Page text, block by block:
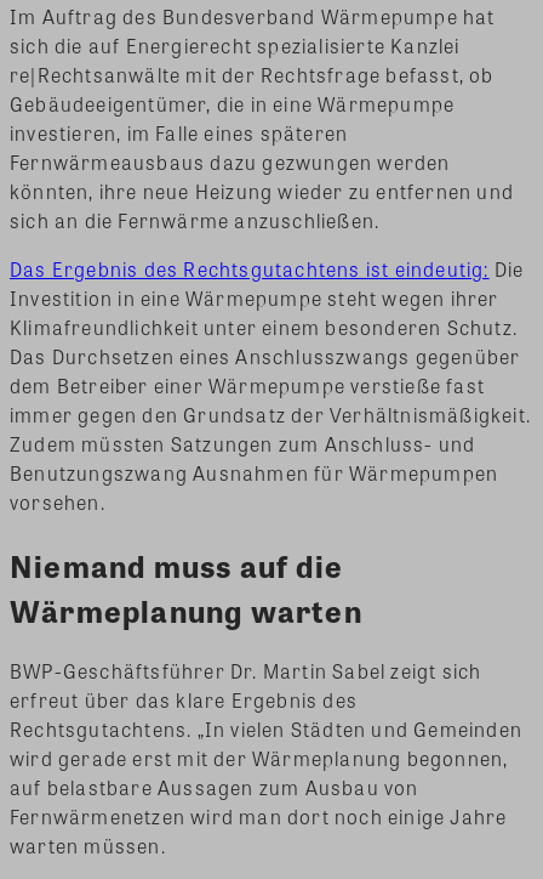
Im Auftrag des Bundesverband Wärmepumpe hat
sich die auf Energierecht spezialisierte Kanzlei
re|Rechtsanwälte mit der Rechtsfrage befasst, ob
Gebäudeeigentümer, die in eine Wärmepumpe
investieren, im Falle eines späteren
Fernwärmeausbaus dazu gezwungen werden
könnten, ihre neue Heizung wieder zu entfernen und
sich an die Fernwärme anzuschließen.
Das Ergebnis des Rechtsgutachtens ist eindeutig: Die
Investition in eine Wärmepumpe steht wegen ihrer
Klimafreundlichkeit unter einem besonderen Schutz.
Das Durchsetzen eines Anschlusszwangs gegenüber
dem Betreiber einer Wärmepumpe verstieße fast
immer gegen den Grundsatz der Verhältnismäßigkeit.
Zudem müssten Satzungen zum Anschluss- und
Benutzungszwang Ausnahmen für Wärmepumpen
vorsehen.
Niemand muss auf die
Wärmeplanung warten
BWP-Geschäftsführer Dr. Martin Sabel zeigt sich
erfreut über das klare Ergebnis des
Rechtsgutachtens. „In vielen Städten und Gemeinden
wird gerade erst mit der Wärmeplanung begonnen,
auf belastbare Aussagen zum Ausbau von
Fernwärmenetzen wird man dort noch einige Jahre
warten müssen.